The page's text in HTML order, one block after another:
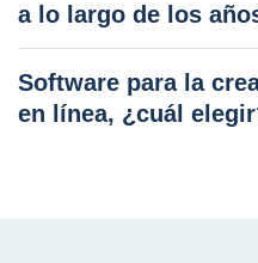
a lo largo de los
Software para la
en línea, ¿cuál